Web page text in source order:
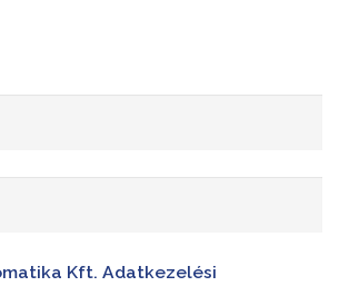
Kft. Adatkezelési